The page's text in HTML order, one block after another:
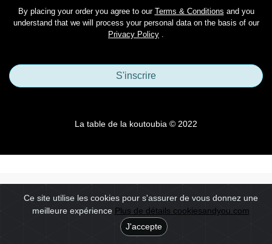
By placing your order you agree to our Terms & Conditions and you
understand that we will process your personal data on the basis of our
Privacy Policy .
S'inscrire
La table de la koutoubia © 2022
Ce site utilise les cookies pour s'assurer de vous donnez une
meilleure expérience Plus de détails cookiesandyou.com
J'accepte